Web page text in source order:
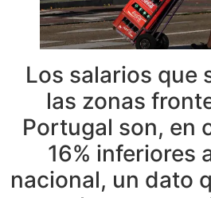
Los salarios que
las zonas
Portugal son, en
16% inferiores
nacional, un dato